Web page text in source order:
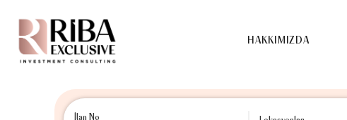
HAKKIMIZDA
HAKKIMIZDA